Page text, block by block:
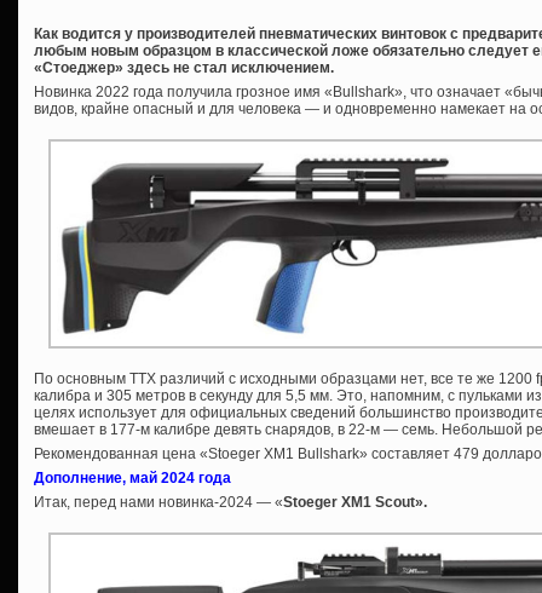
Как водится у производителей пневматических винтовок с
любым новым образцом в классической ложе обязательно следует
«Стоеджер» здесь не стал исключением.
Новинка 2022 года получила грозное имя «Bullshark», что означает
видов, крайне опасный и для человека — и одновременно намекает на
По основным ТТХ различий с исходными образцами нет, все те же 1200
калибра и 305 метров в секунду для 5,5 мм. Это, напомним, с пульками
целях использует для официальных сведений большинство
вмешает в 177-м калибре девять снарядов, в 22-м — семь. Небольшой
Рекомендованная цена «Stoeger XM1 Bullshark» составляет 479
Дополнение, май 2024 года
Итак, перед нами новинка-2024 — «Stoeger XM1 Scout».